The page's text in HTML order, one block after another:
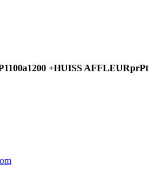
+HUISS AFFLEURprPt